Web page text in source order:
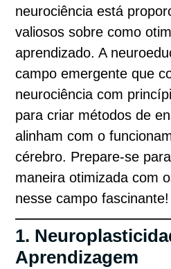
neurociência está
valiosos sobre como
aprendizado. A
campo emergente que
neurociência com
para criar métodos de
alinham com o
cérebro. Prepare-se
maneira otimizada com
nesse campo fascinante!
1.
Aprendizagem